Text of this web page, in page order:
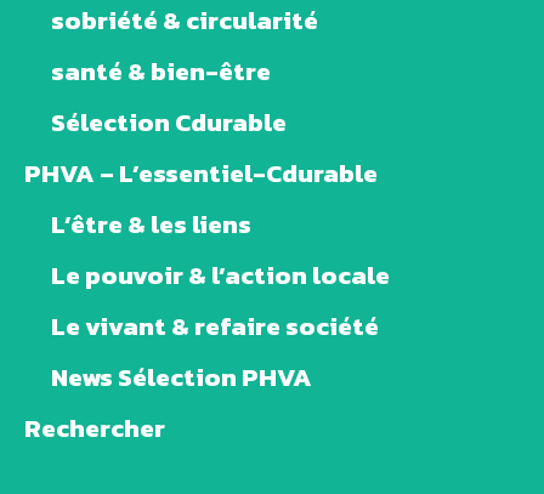
sobriété & circularité
santé & bien-être
Sélection Cdurable
PHVA – L’essentiel-Cdurable
L’être & les liens
Le pouvoir & l’action locale
Le vivant & refaire société
News Sélection PHVA
Rechercher